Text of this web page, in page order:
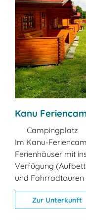
Kanu
Campingplatz
Im Kanu-
Ferienhäuser mit
Verfügung
und Fahrradtouren
Zur Unterkunft